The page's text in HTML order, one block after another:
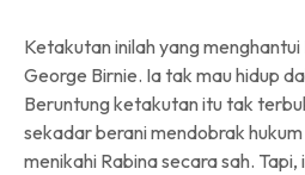
Ketakutan inilah yang
George Birnie. Ia tak mau hidup
Beruntung ketakutan itu tak
sekadar berani mendobrak
menikahi Rabina secara sah.